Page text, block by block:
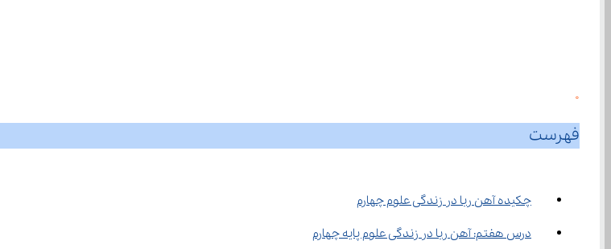
0
فهرست
چکیده آهن ربا در زندگی علوم چهارم
درس هفتم: آهن ربا در زندگی علوم پایه چهارم